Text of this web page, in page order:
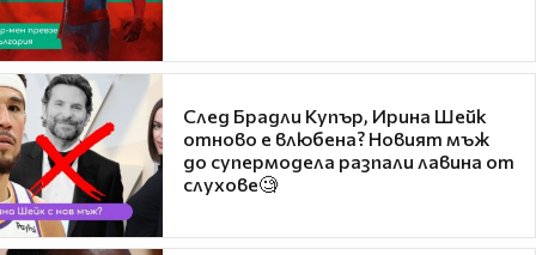
След Брадли Купър, Ирина Шейк
отново е влюбена? Новият мъж
до супермодела разпали лавина от
слухове🧐